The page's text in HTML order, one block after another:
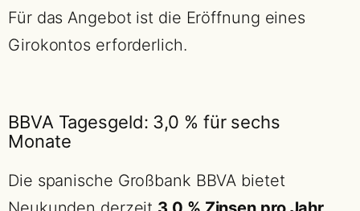
Für das Angebot ist die Eröffnung eines
Girokontos erforderlich.
BBVA Tagesgeld: 3,0 % für sechs
Monate
Die spanische Großbank BBVA bietet